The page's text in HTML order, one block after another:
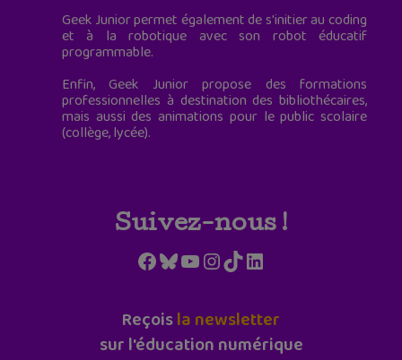
Geek Junior permet également de s'initier au coding
et à la robotique avec son robot éducatif
programmable.
Enfin, Geek Junior propose des formations
professionnelles à destination des bibliothécaires,
mais aussi des animations pour le public scolaire
(collège, lycée).
Suivez-nous !
Facebook
Bluesky
YouTube
Instagram
TikTokLinkedIn
Reçoisla newsletter
sur l'éducation numérique